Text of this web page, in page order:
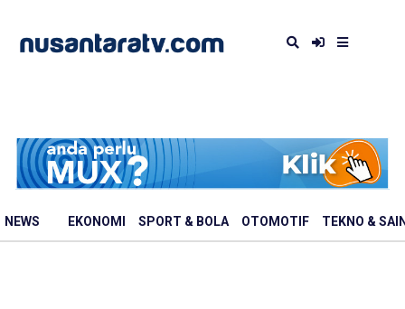
NEWS EKONOMI SPORT & BOLA OTOMOTIF TEKNO &